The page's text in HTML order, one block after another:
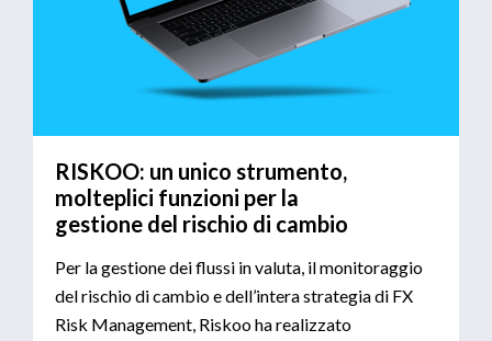
RISKOO: un unico strumento,
molteplici funzioni per la
gestione del rischio di cambio
Per la gestione dei flussi in valuta, il monitoraggio
del rischio di cambio e dell’intera strategia di FX
Risk Management, Riskoo ha realizzato